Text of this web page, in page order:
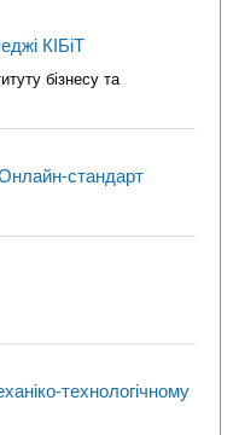
КІБіТ
бізнесу та
стандарт
технологічному